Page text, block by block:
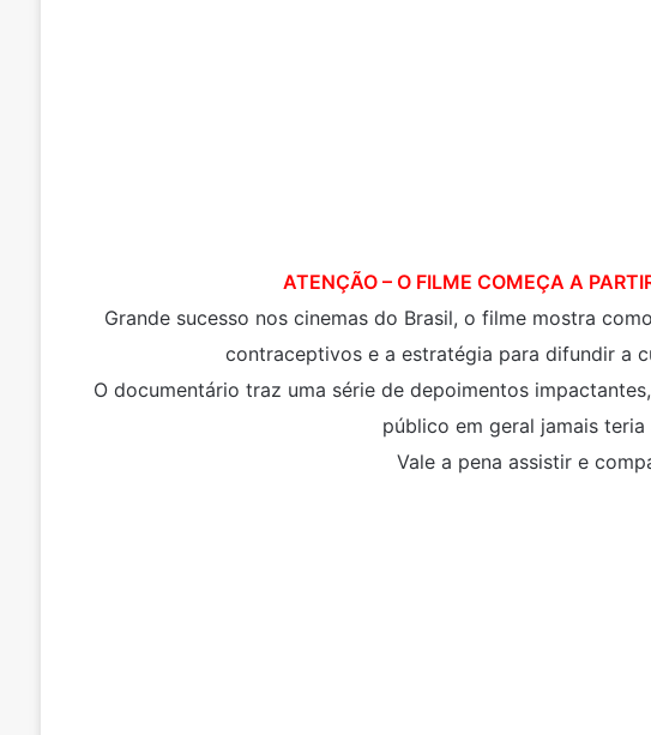
ATENÇÃO – O FILME COMEÇA A
Grande sucesso nos cinemas do Brasil, o filme mostra
contraceptivos e a estratégia para difundir a
O documentário traz uma série de depoimentos
público em geral jamais
Vale a pena assistir e